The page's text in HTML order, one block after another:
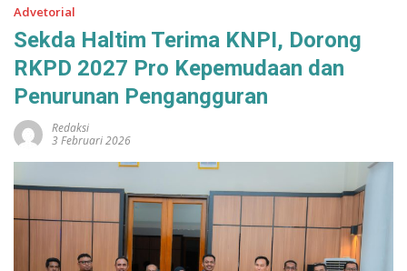
Advetorial
Sekda Haltim Terima KNPI, Dorong
RKPD 2027 Pro Kepemudaan dan
Penurunan Pengangguran
Redaksi
3 Februari 2026